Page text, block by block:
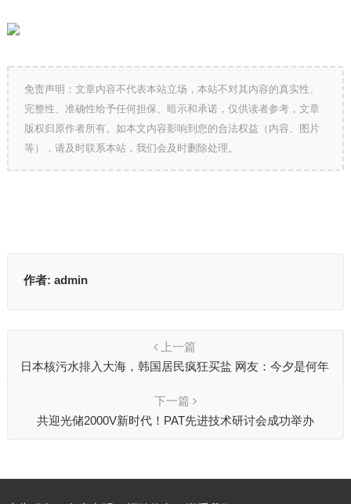
免责声明：文章内容不代表本站立场，本站不对其内容的真实性、
完整性、准确性给予任何担保、暗示和承诺，仅供读者参考，文章
版权归原作者所有。如本文内容影响到您的合法权益（内容、图片
等），请及时联系本站，我们会及时删除处理。
作者: admin
上一篇
日本核污水排入大海，韩国居民疯狂买盐 网友：今夕是何年
下一篇
共迎光储2000V新时代！PAT先进技术研讨会成功举办